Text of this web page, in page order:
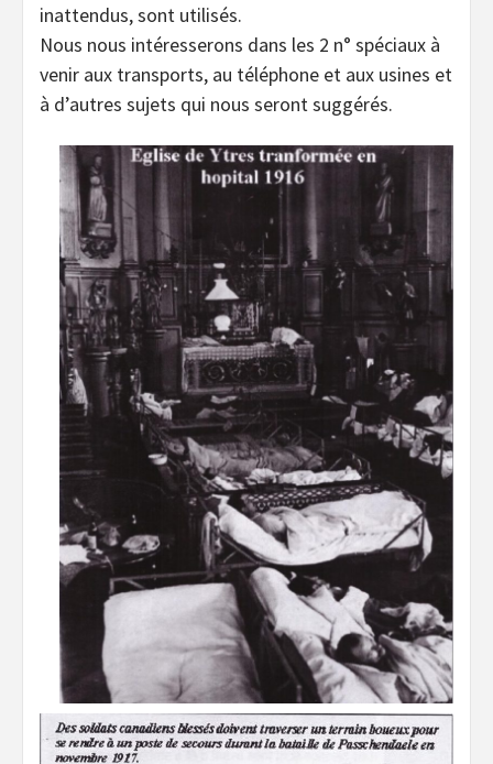
inattendus, sont utilisés.
Nous nous intéresserons dans les 2 n° spéciaux à
venir aux transports, au téléphone et aux usines et
à d’autres sujets qui nous seront suggérés.